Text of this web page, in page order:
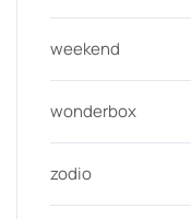
weekend
wonderbox
zodio